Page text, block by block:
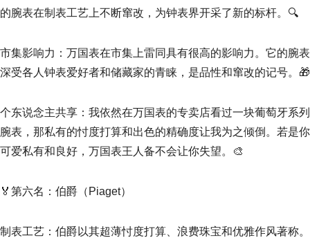
的腕表在制表工艺上不断窜改，为钟表界开采了新的标杆。🔍
市集影响力：万国表在市集上雷同具有很高的影响力。它的腕表
深受各人钟表爱好者和储藏家的青睐，是品性和窜改的记号。🎁
个东说念主共享：我依然在万国表的专卖店看过一块葡萄牙系列
腕表，那私有的忖度打算和出色的精确度让我为之倾倒。若是你
可爱私有和良好，万国表王人备不会让你失望。🎨
🏅第六名：伯爵（Piaget）
制表工艺：伯爵以其超薄忖度打算、浪费珠宝和优雅作风著称。